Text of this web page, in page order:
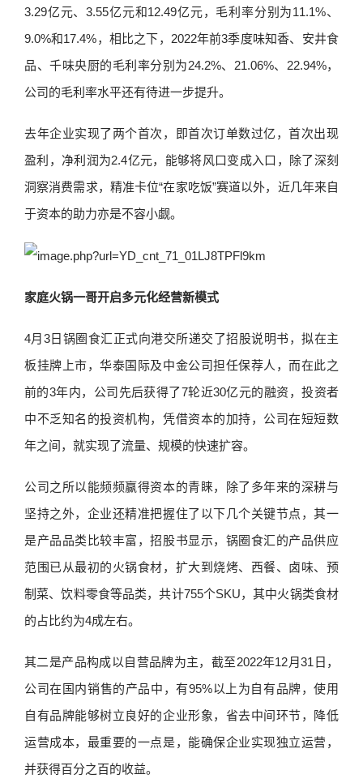
3.29亿元、3.55亿元和12.49亿元，毛利率分别为11.1%、
9.0%和17.4%，相比之下，2022年前3季度味知香、安井食
品、千味央厨的毛利率分别为24.2%、21.06%、22.94%，
公司的毛利率水平还有待进一步提升。
去年企业实现了两个首次，即首次订单数过亿，首次出现
盈利，净利润为2.4亿元，能够将风口变成入口，除了深刻
洞察消费需求，精准卡位“在家吃饭”赛道以外，近几年来自
于资本的助力亦是不容小觑。
家庭火锅一哥开启多元化经营新模式
4月3日锅圈食汇正式向港交所递交了招股说明书，拟在主
板挂牌上市，华泰国际及中金公司担任保荐人，而在此之
前的3年内，公司先后获得了7轮近30亿元的融资，投资者
中不乏知名的投资机构，凭借资本的加持，公司在短短数
年之间，就实现了流量、规模的快速扩容。
公司之所以能频频赢得资本的青睐，除了多年来的深耕与
坚持之外，企业还精准把握住了以下几个关键节点，其一
是产品品类比较丰富，招股书显示，锅圈食汇的产品供应
范围已从最初的火锅食材，扩大到烧烤、西餐、卤味、预
制菜、饮料零食等品类，共计755个SKU，其中火锅类食材
的占比约为4成左右。
其二是产品构成以自营品牌为主，截至2022年12月31日，
公司在国内销售的产品中，有95%以上为自有品牌，使用
自有品牌能够树立良好的企业形象，省去中间环节，降低
运营成本，最重要的一点是，能确保企业实现独立运营，
并获得百分之百的收益。